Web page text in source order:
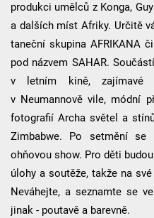
produkci umělců z Konga,
a dalších míst Afriky. Určitě
taneční skupina AFRIKANA
pod názvem SAHAR.
v letním kině, zajímavé
v Neumannově vile, módní
fotografií Archa světel a
Zimbabwe. Po setmění se
ohňovou show. Pro děti
úlohy a soutěže, takže na
Neváhejte, a seznamte se
jinak - poutavě a barevně.